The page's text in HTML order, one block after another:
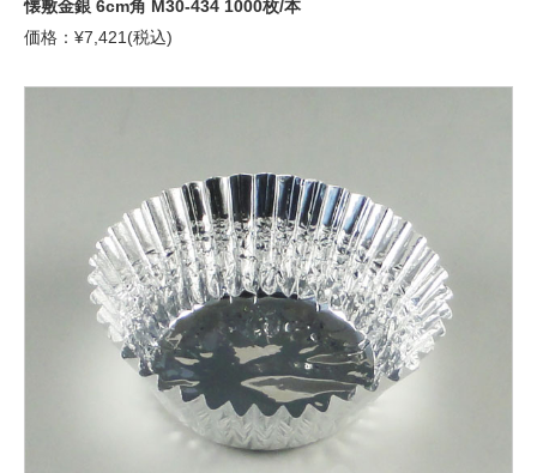
懐敷金銀 6cm角 M30-434 1000枚/本
価格：¥7,421(税込)